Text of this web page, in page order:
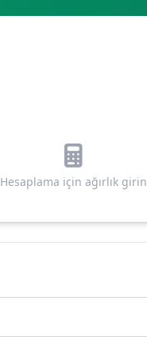
Hesaplama için ağırlık girin